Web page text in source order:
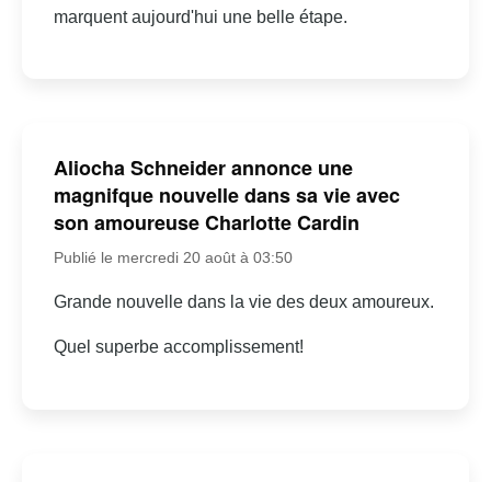
marquent aujourd'hui une belle étape.
Aliocha Schneider annonce une
magnifque nouvelle dans sa vie avec
son amoureuse Charlotte Cardin
Publié le mercredi 20 août à 03:50
Grande nouvelle dans la vie des deux amoureux.
Quel superbe accomplissement!